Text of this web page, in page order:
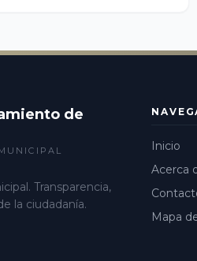
de
Transparencia,
la ciudadanía.
Inicio
Acerca
Mapa